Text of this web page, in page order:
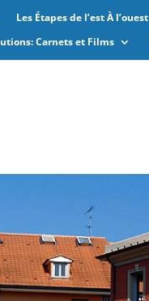
Les Étapes de l’est À l’ouest
Carnets et Films